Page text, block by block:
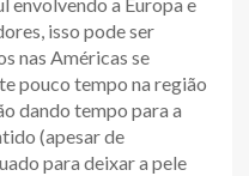
envolvendo a Europa e
isso pode ser
nas Américas se
pouco tempo na região
dando tempo para a
(apesar de
para deixar a pele